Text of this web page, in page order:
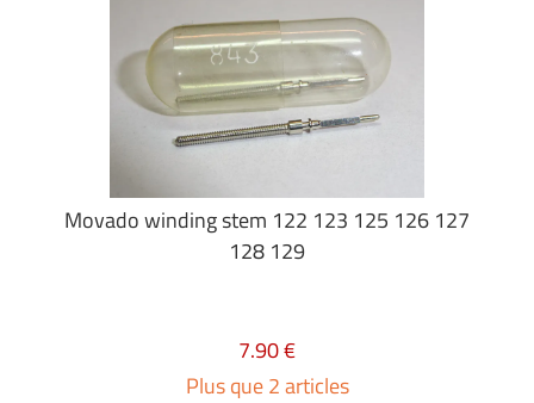
Movado winding stem 122 123 125 126 127
128 129
7.90 €
Plus que 2 articles